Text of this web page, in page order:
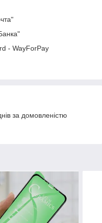
- WayForPay
за домовленістю